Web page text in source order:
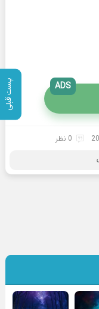
پست قبلی ADS
0 نظر